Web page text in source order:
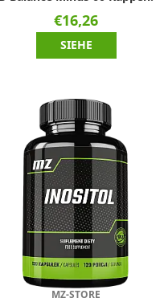
€16,26
SIEHE
MZ-STORE